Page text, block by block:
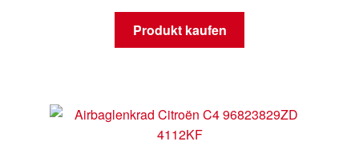
Produkt kaufen